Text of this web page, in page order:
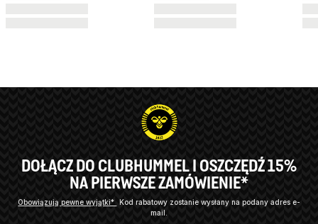
DOŁĄCZ DO CLUBHUMMEL I OSZCZĘDŹ 15%
NA PIERWSZE ZAMÓWIENIE*
Obowiązują pewne wyjątki* Kod rabatowy zostanie wysłany na podany adres e-
mail.